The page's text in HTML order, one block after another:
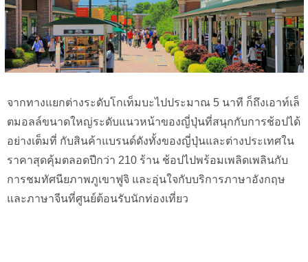
จากทางแยกต่างระดับโกเท็มบะไปประมาณ 5 นาที ก็ถึงเอาท์เล็
ตมอลล์ขนาดใหญ่ระดับแนวหน้าของญี่ปุ่นที่สนุกกับการช้อปได้
อย่างเต็มที่ กับสินค้าแบรนด์ดังทั้งของญี่ปุ่นและต่างประเทศใน
ราคาสุดคุ้มตลอดปีกว่า 210 ร้าน ช้อปไปพร้อมเพลิดเพลินกับ
การชมทัศนียภาพภูเขาฟูจิ และอุ่นใจกับบริการภาษาอังกฤษ
และภาษาจีนที่ศูนย์ต้อนรับนักท่องเที่ยว